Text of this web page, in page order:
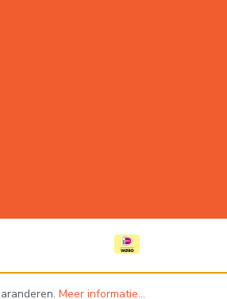
Meer informatie...